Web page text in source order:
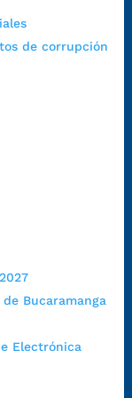
de corrupción
Bucaramanga
Electrónica
|Política
|Plan de
autor